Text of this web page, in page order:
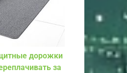
дорожки
за